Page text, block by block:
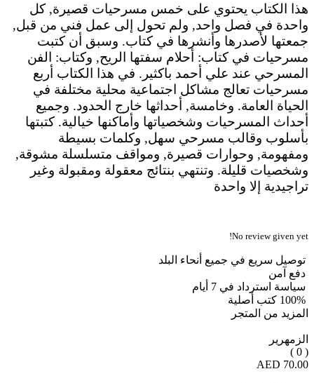
هذا الكتاب يحتوي على خمس مسرحيات قصيرة, كل
واحدة في فصل واحد, ولم تحول إلى عمل فني من قبل,
جمعتها لأصدرها وأنشرها في كتاب. وسبق أن كتبت
مسرحيات في كتاب: أحلام سفتها الريح, وكتاب: الفن
المسرحي عند علي أحمد باكثير. في هذا الكتاب أربع
مسرحيات تعالج مشاكل اجتماعية محلية مختلفة في
الحياة العامة. وخامسة, أحداثها خارج الحدود. وجميع
أحداث المسرحيات وشخصياتها وأماكنها خيالية. كتبتها
بأسلوب وقالب مسرحي سهل, وكلمات بسيطة
ومفهومة, وحوارات قصيرة, ومواقف متسلسلة مشوقة,
وشخصيات قليلة. وتنتهي بنتائج معقولة ومقبولة وغير
تراجيدية إلا واحدة
No review given yet!
توصيل سريع في جميع أنحاء البلد
دفع آمن
سياسة استرداد في 7 أيام
100% كتب أصلية
المزيد من المتجر
الزمهرير
( 0 )
70.00 AED